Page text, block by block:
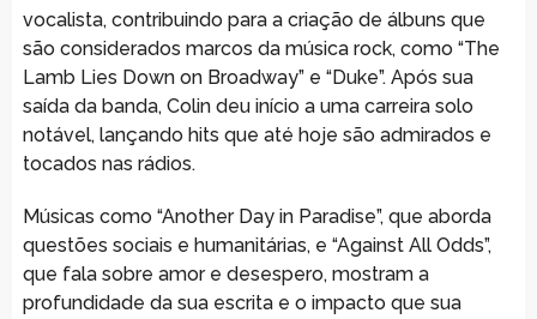
vocalista, contribuindo para a criação de álbuns que
são considerados marcos da música rock, como “The
Lamb Lies Down on Broadway” e “Duke”. Após sua
saída da banda, Colin deu início a uma carreira solo
notável, lançando hits que até hoje são admirados e
tocados nas rádios.
Músicas como “Another Day in Paradise”, que aborda
questões sociais e humanitárias, e “Against All Odds”,
que fala sobre amor e desespero, mostram a
profundidade da sua escrita e o impacto que sua